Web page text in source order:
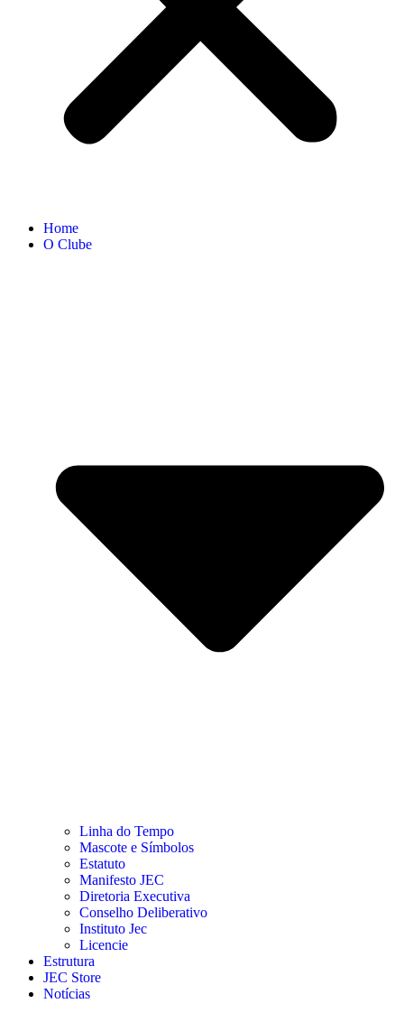
Home
O Clube
Linha do Tempo
Mascote e Símbolos
Estatuto
Manifesto JEC
Diretoria Executiva
Conselho Deliberativo
Instituto Jec
Licencie
Estrutura
JEC Store
Notícias